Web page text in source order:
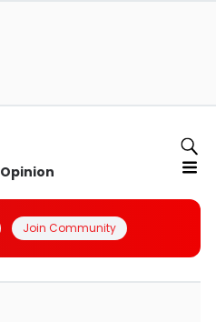
Opinion
Join Community